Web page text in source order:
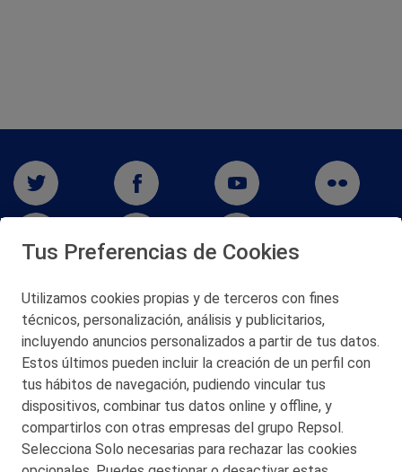
San Martín 5-Edificio Muñatones,
48550 Muskiz (Bizkaia)
Telf. 946 357 000
© 2026 Petronor S.A.
Tus Preferencias de Cookies
Utilizamos cookies propias y de terceros con fines
técnicos, personalización, análisis y publicitarios,
incluyendo anuncios personalizados a partir de tus datos.
Estos últimos pueden incluir la creación de un perfil con
tus hábitos de navegación, pudiendo vincular tus
dispositivos, combinar tus datos online y offline, y
compartirlos con otras empresas del grupo Repsol.
Selecciona Solo necesarias para rechazar las cookies